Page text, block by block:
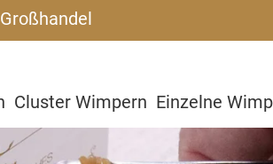
Großhandel
Cluster Wimpern Einzelne